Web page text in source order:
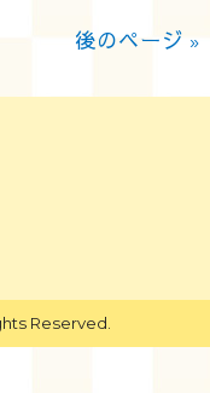
後のページ »
Reserved.